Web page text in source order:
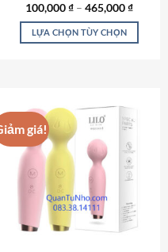
Được xếp
hạng4.80
5 sao
100,000₫ – 465,000₫
LỰA CHỌN TÙY CHỌN
nhiều
biến
thể.
Các
chọn
thể
giá!